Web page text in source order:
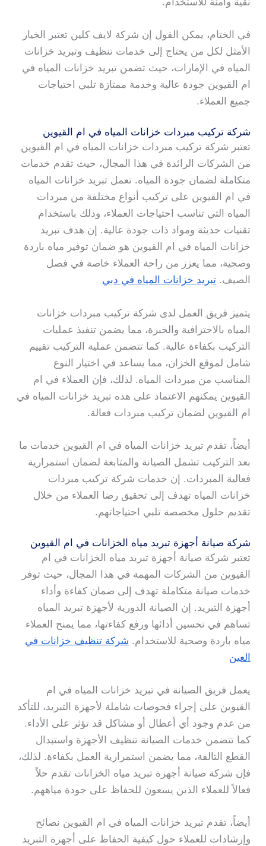
في الختام، يمكن القول إن شركة لايف كلين تعتبر الخيار
الأمثل لكل من يحتاج إلى خدمات تنظيف وتبريد خزانات
المياه في الإمارات، حيث تضمن تبريد خزانات المياه في
ام القيوين جودة عالية وخدمة ممتازة تلبي احتياجات
جميع العملاء.
شركة تركيب مبردات خزانات المياه في ام القيوين
تعتبر شركة تركيب مبردات خزانات المياه في ام القيوين
من الشركات الرائدة في هذا المجال، حيث تقدم خدمات
متكاملة لضمان جودة المياه. تعمل تبريد خزانات المياه
في ام القيوين على تركيب أنواع مختلفة من مبردات
المياه التي تناسب احتياجات العملاء، وذلك باستخدام
تقنيات حديثة ومواد ذات جودة عالية. إن هدف تبريد
خزانات المياه في ام القيوين هو ضمان توفير مياه باردة
وصحية، مما يعزز من راحة العملاء خاصة في فصل
الصيف.تبريد خزانات المياه في دبي
يتميز فريق العمل لدى شركة تركيب مبردات خزانات
المياه بالاحترافية والخبرة، مما يضمن تنفيذ عمليات
التركيب بكفاءة عالية. كما تتضمن عملية التركيب تقييم
شامل لموقع الخزان، مما يساعد في اختيار النوع
المناسب من مبردات المياه. لذلك، فإن العملاء في ام
القيوين يمكنهم الاعتماد على هذه تبريد خزانات المياه في
ام القيوين لضمان تركيب مبردات فعالة.
أيضاً، تقدم تبريد خزانات المياه في ام القيوين خدمات ما
بعد التركيب تشمل الصيانة والمتابعة لضمان استمرارية
فعالية المبردات. إن خدمات شركة تركيب مبردات
خزانات المياه تهدف إلى تحقيق رضا العملاء من خلال
تقديم حلول مخصصة تلبي احتياجاتهم.
شركة صيانة أجهزة تبريد مياه الخزانات في ام القيوين
تعتبر شركة صيانة أجهزة تبريد مياه الخزانات في ام
القيوين من الشركات المهمة في هذا المجال، حيث توفر
خدمات صيانة متكاملة تهدف إلى ضمان كفاءة وأداء
أجهزة التبريد. إن الصيانة الدورية لأجهزة تبريد المياه
تساهم في تحسين أدائها ورفع كفاءتها، مما يمنح العملاء
مياه باردة وصحية للاستخدام. شركة تنظيف خزانات في
العين
يعمل فريق الصيانة في تبريد خزانات المياه في ام
القيوين على إجراء فحوصات شاملة لأجهزة التبريد، للتأكد
من عدم وجود أي أعطال أو مشاكل قد تؤثر على الأداء.
كما تتضمن خدمات الصيانة تنظيف الأجهزة واستبدال
القطع التالفة، مما يضمن استمرارية العمل بكفاءة. لذلك،
فإن شركة صيانة أجهزة تبريد مياه الخزانات تقدم حلاً
فعالاً للعملاء الذين يسعون للحفاظ على جودة مياههم.
أيضاً، تقدم تبريد خزانات المياه في ام القيوين نصائح
وإرشادات للعملاء حول كيفية الحفاظ على أجهزة التبريد